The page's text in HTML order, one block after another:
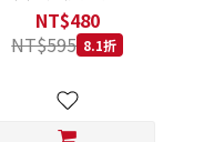
羊肉藍莓 小顆粒 800G
NT$480
NT$595 8.1折